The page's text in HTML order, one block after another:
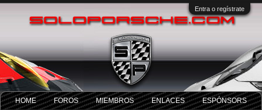
Entra o regístrate
HOME FOROS MIEMBROS ENLACES ESPÓNSORS